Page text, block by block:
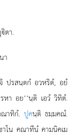
ตา.
า
ปรสนฺตกํ อวหริตํ, อยํ
รหา อย’’นฺติ เอวํ วิทิตํ.
ณาทิกํ.ปูคนฺติ ธมฺมคณํ.
โน คณาทีนํ คามนิคเม